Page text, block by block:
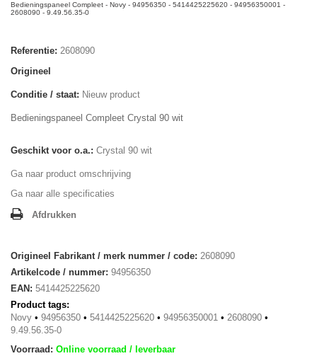
Bedieningspaneel Compleet - Novy - 94956350 - 5414425225620 - 94956350001 -
2608090 - 9.49.56.35-0
Referentie: 2608090
Origineel
Conditie / staat: Nieuw product
Bedieningspaneel Compleet Crystal 90 wit
Geschikt voor o.a.: Crystal 90 wit
Ga naar product omschrijving
Ga naar alle specificaties
Afdrukken
Origineel Fabrikant / merk nummer / code: 2608090
Artikelcode / nummer: 94956350
EAN: 5414425225620
Product tags:
Novy • 94956350 • 5414425225620 • 94956350001 • 2608090 •
9.49.56.35-0
Voorraad: Online voorraad / leverbaar